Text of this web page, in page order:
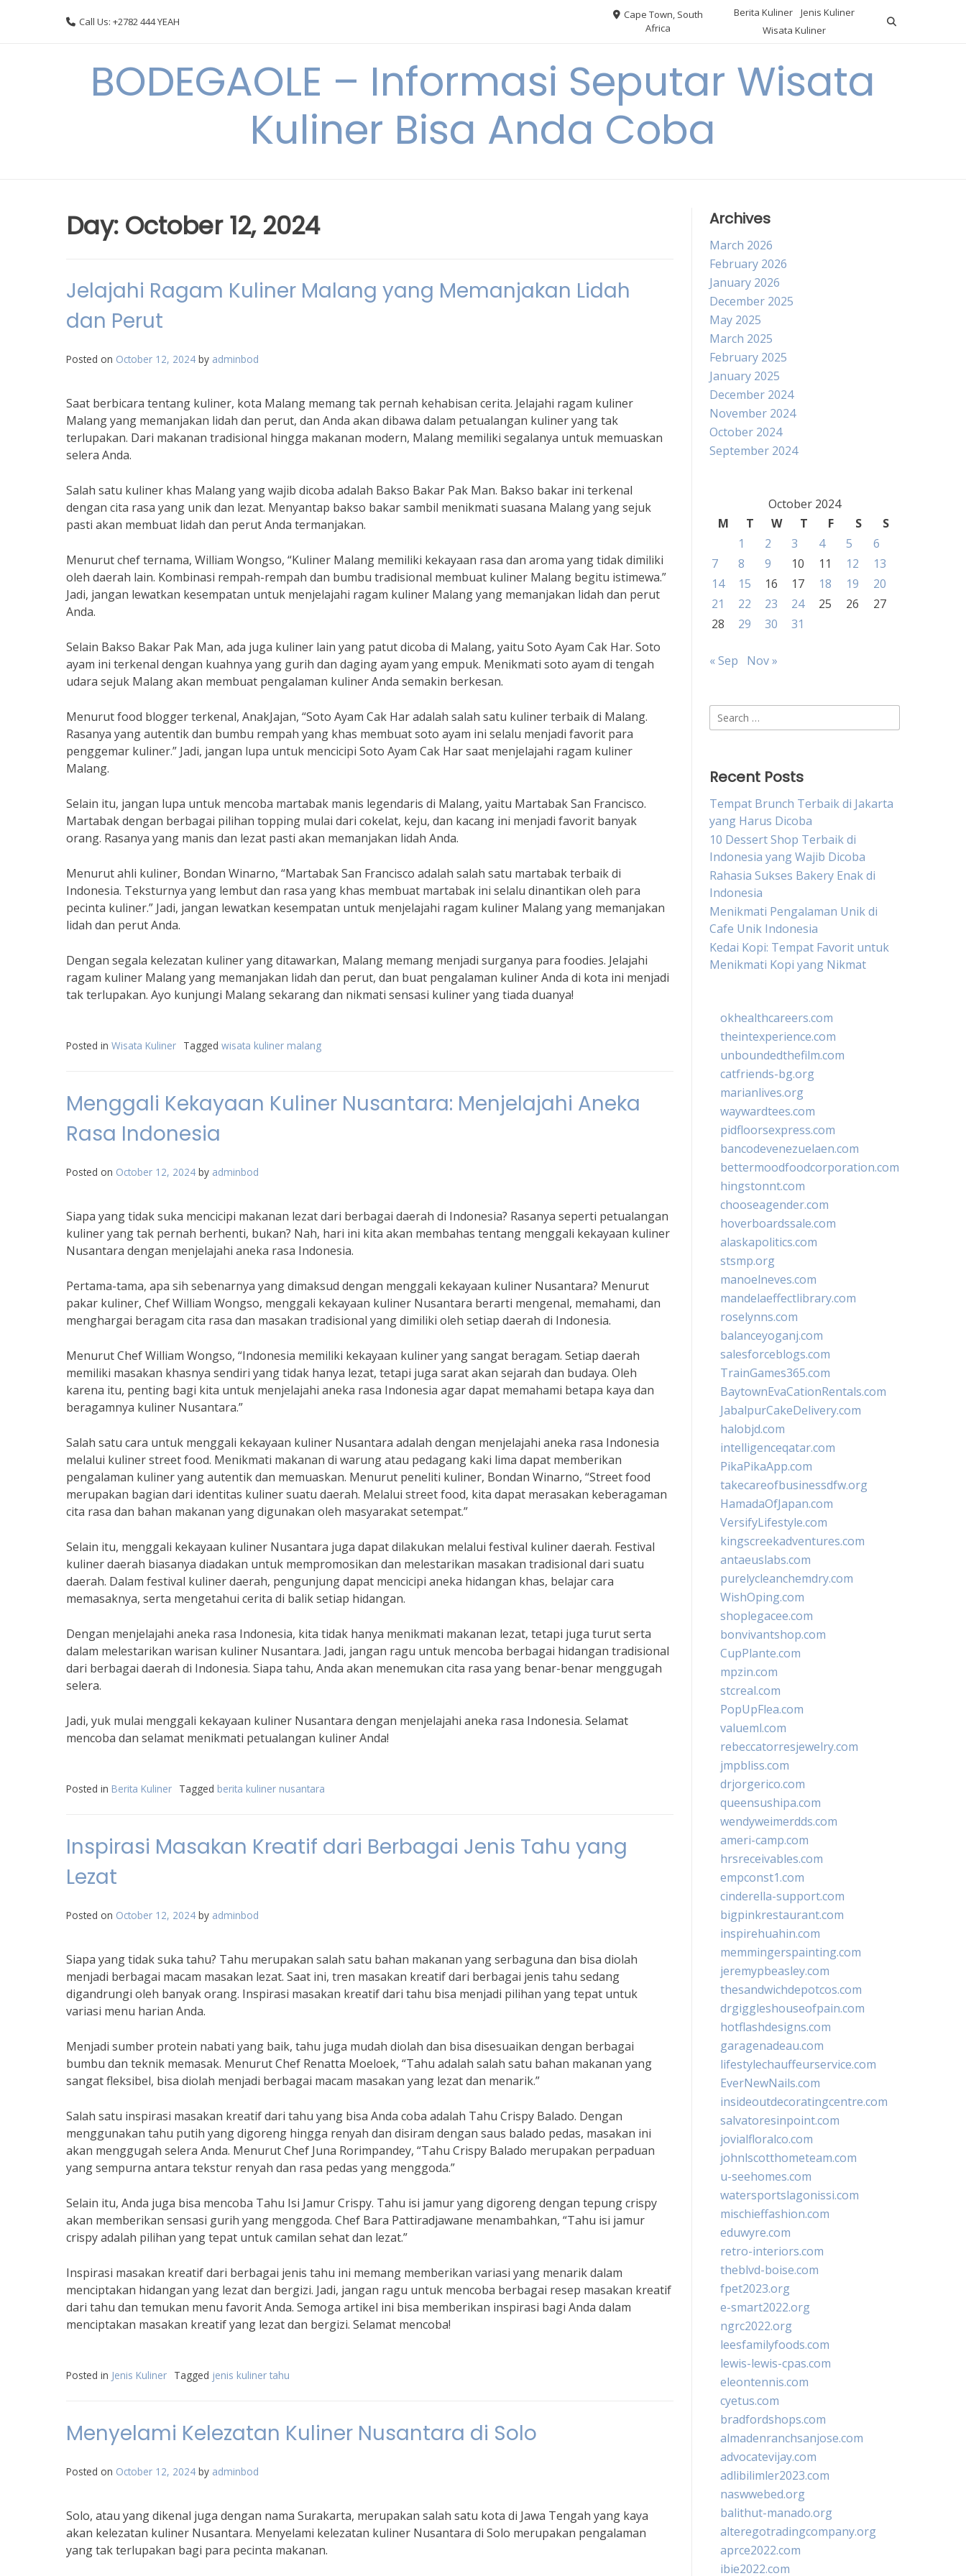
Call Us: +2782 444 YEAH
Cape Town, South
Africa
Berita Kuliner
Jenis Kuliner
Wisata Kuliner
BODEGAOLE – Informasi Seputar Wisata
Kuliner Bisa Anda Coba
Day: October 12, 2024
Jelajahi Ragam Kuliner Malang yang Memanjakan Lidah
dan Perut
Posted on October 12, 2024 by adminbod
Saat berbicara tentang kuliner, kota Malang memang tak pernah kehabisan cerita. Jelajahi ragam kuliner
Malang yang memanjakan lidah dan perut, dan Anda akan dibawa dalam petualangan kuliner yang tak
terlupakan. Dari makanan tradisional hingga makanan modern, Malang memiliki segalanya untuk memuaskan
selera Anda.
Salah satu kuliner khas Malang yang wajib dicoba adalah Bakso Bakar Pak Man. Bakso bakar ini terkenal
dengan cita rasa yang unik dan lezat. Menyantap bakso bakar sambil menikmati suasana Malang yang sejuk
pasti akan membuat lidah dan perut Anda termanjakan.
Menurut chef ternama, William Wongso, “Kuliner Malang memiliki kekayaan rasa dan aroma yang tidak dimiliki
oleh daerah lain. Kombinasi rempah-rempah dan bumbu tradisional membuat kuliner Malang begitu istimewa.”
Jadi, jangan lewatkan kesempatan untuk menjelajahi ragam kuliner Malang yang memanjakan lidah dan perut
Anda.
Selain Bakso Bakar Pak Man, ada juga kuliner lain yang patut dicoba di Malang, yaitu Soto Ayam Cak Har. Soto
ayam ini terkenal dengan kuahnya yang gurih dan daging ayam yang empuk. Menikmati soto ayam di tengah
udara sejuk Malang akan membuat pengalaman kuliner Anda semakin berkesan.
Menurut food blogger terkenal, AnakJajan, “Soto Ayam Cak Har adalah salah satu kuliner terbaik di Malang.
Rasanya yang autentik dan bumbu rempah yang khas membuat soto ayam ini selalu menjadi favorit para
penggemar kuliner.” Jadi, jangan lupa untuk mencicipi Soto Ayam Cak Har saat menjelajahi ragam kuliner
Malang.
Selain itu, jangan lupa untuk mencoba martabak manis legendaris di Malang, yaitu Martabak San Francisco.
Martabak dengan berbagai pilihan topping mulai dari cokelat, keju, dan kacang ini menjadi favorit banyak
orang. Rasanya yang manis dan lezat pasti akan memanjakan lidah Anda.
Menurut ahli kuliner, Bondan Winarno, “Martabak San Francisco adalah salah satu martabak terbaik di
Indonesia. Teksturnya yang lembut dan rasa yang khas membuat martabak ini selalu dinantikan oleh para
pecinta kuliner.” Jadi, jangan lewatkan kesempatan untuk menjelajahi ragam kuliner Malang yang memanjakan
lidah dan perut Anda.
Dengan segala kelezatan kuliner yang ditawarkan, Malang memang menjadi surganya para foodies. Jelajahi
ragam kuliner Malang yang memanjakan lidah dan perut, dan buat pengalaman kuliner Anda di kota ini menjadi
tak terlupakan. Ayo kunjungi Malang sekarang dan nikmati sensasi kuliner yang tiada duanya!
Posted in Wisata Kuliner Tagged wisata kuliner malang
Menggali Kekayaan Kuliner Nusantara: Menjelajahi Aneka
Rasa Indonesia
Posted on October 12, 2024 by adminbod
Siapa yang tidak suka mencicipi makanan lezat dari berbagai daerah di Indonesia? Rasanya seperti petualangan
kuliner yang tak pernah berhenti, bukan? Nah, hari ini kita akan membahas tentang menggali kekayaan kuliner
Nusantara dengan menjelajahi aneka rasa Indonesia.
Pertama-tama, apa sih sebenarnya yang dimaksud dengan menggali kekayaan kuliner Nusantara? Menurut
pakar kuliner, Chef William Wongso, menggali kekayaan kuliner Nusantara berarti mengenal, memahami, dan
menghargai beragam cita rasa dan masakan tradisional yang dimiliki oleh setiap daerah di Indonesia.
Menurut Chef William Wongso, “Indonesia memiliki kekayaan kuliner yang sangat beragam. Setiap daerah
memiliki masakan khasnya sendiri yang tidak hanya lezat, tetapi juga sarat akan sejarah dan budaya. Oleh
karena itu, penting bagi kita untuk menjelajahi aneka rasa Indonesia agar dapat memahami betapa kaya dan
beragamnya kuliner Nusantara.”
Salah satu cara untuk menggali kekayaan kuliner Nusantara adalah dengan menjelajahi aneka rasa Indonesia
melalui kuliner street food. Menikmati makanan di warung atau pedagang kaki lima dapat memberikan
pengalaman kuliner yang autentik dan memuaskan. Menurut peneliti kuliner, Bondan Winarno, “Street food
merupakan bagian dari identitas kuliner suatu daerah. Melalui street food, kita dapat merasakan keberagaman
cita rasa dan bahan makanan yang digunakan oleh masyarakat setempat.”
Selain itu, menggali kekayaan kuliner Nusantara juga dapat dilakukan melalui festival kuliner daerah. Festival
kuliner daerah biasanya diadakan untuk mempromosikan dan melestarikan masakan tradisional dari suatu
daerah. Dalam festival kuliner daerah, pengunjung dapat mencicipi aneka hidangan khas, belajar cara
memasaknya, serta mengetahui cerita di balik setiap hidangan.
Dengan menjelajahi aneka rasa Indonesia, kita tidak hanya menikmati makanan lezat, tetapi juga turut serta
dalam melestarikan warisan kuliner Nusantara. Jadi, jangan ragu untuk mencoba berbagai hidangan tradisional
dari berbagai daerah di Indonesia. Siapa tahu, Anda akan menemukan cita rasa yang benar-benar menggugah
selera.
Jadi, yuk mulai menggali kekayaan kuliner Nusantara dengan menjelajahi aneka rasa Indonesia. Selamat
mencoba dan selamat menikmati petualangan kuliner Anda!
Posted in Berita Kuliner Tagged berita kuliner nusantara
Inspirasi Masakan Kreatif dari Berbagai Jenis Tahu yang
Lezat
Posted on October 12, 2024 by adminbod
Siapa yang tidak suka tahu? Tahu merupakan salah satu bahan makanan yang serbaguna dan bisa diolah
menjadi berbagai macam masakan lezat. Saat ini, tren masakan kreatif dari berbagai jenis tahu sedang
digandrungi oleh banyak orang. Inspirasi masakan kreatif dari tahu bisa menjadi pilihan yang tepat untuk
variasi menu harian Anda.
Menjadi sumber protein nabati yang baik, tahu juga mudah diolah dan bisa disesuaikan dengan berbagai
bumbu dan teknik memasak. Menurut Chef Renatta Moeloek, “Tahu adalah salah satu bahan makanan yang
sangat fleksibel, bisa diolah menjadi berbagai macam masakan yang lezat dan menarik.”
Salah satu inspirasi masakan kreatif dari tahu yang bisa Anda coba adalah Tahu Crispy Balado. Dengan
menggunakan tahu putih yang digoreng hingga renyah dan disiram dengan saus balado pedas, masakan ini
akan menggugah selera Anda. Menurut Chef Juna Rorimpandey, “Tahu Crispy Balado merupakan perpaduan
yang sempurna antara tekstur renyah dan rasa pedas yang menggoda.”
Selain itu, Anda juga bisa mencoba Tahu Isi Jamur Crispy. Tahu isi jamur yang digoreng dengan tepung crispy
akan memberikan sensasi gurih yang menggoda. Chef Bara Pattiradjawane menambahkan, “Tahu isi jamur
crispy adalah pilihan yang tepat untuk camilan sehat dan lezat.”
Inspirasi masakan kreatif dari berbagai jenis tahu ini memang memberikan variasi yang menarik dalam
menciptakan hidangan yang lezat dan bergizi. Jadi, jangan ragu untuk mencoba berbagai resep masakan kreatif
dari tahu dan temukan menu favorit Anda. Semoga artikel ini bisa memberikan inspirasi bagi Anda dalam
menciptakan masakan kreatif yang lezat dan bergizi. Selamat mencoba!
Posted in Jenis Kuliner Tagged jenis kuliner tahu
Menyelami Kelezatan Kuliner Nusantara di Solo
Posted on October 12, 2024 by adminbod
Solo, atau yang dikenal juga dengan nama Surakarta, merupakan salah satu kota di Jawa Tengah yang kaya
akan kelezatan kuliner Nusantara. Menyelami kelezatan kuliner Nusantara di Solo merupakan pengalaman
yang tak terlupakan bagi para pecinta makanan.
Archives
March 2026
February 2026
January 2026
December 2025
May 2025
March 2025
February 2025
January 2025
December 2024
November 2024
October 2024
September 2024
October 2024
M
T W T F S
S
1
2 3 4 5
6
7
8 9 10 11 12
13
14
15 16 17 18 19
20
21
22 23 24 25 26
27
28
29 30 31
« Sep Nov »
Search
for:
Recent Posts
Tempat Brunch Terbaik di Jakarta
yang Harus Dicoba
10 Dessert Shop Terbaik di
Indonesia yang Wajib Dicoba
Rahasia Sukses Bakery Enak di
Indonesia
Menikmati Pengalaman Unik di
Cafe Unik Indonesia
Kedai Kopi: Tempat Favorit untuk
Menikmati Kopi yang Nikmat
okhealthcareers.com
theintexperience.com
unboundedthefilm.com
catfriends-bg.org
marianlives.org
waywardtees.com
pidfloorsexpress.com
bancodevenezuelaen.com
bettermoodfoodcorporation.com
hingstonnt.com
chooseagender.com
hoverboardssale.com
alaskapolitics.com
stsmp.org
manoelneves.com
mandelaeffectlibrary.com
roselynns.com
balanceyoganj.com
salesforceblogs.com
TrainGames365.com
BaytownEvaCationRentals.com
JabalpurCakeDelivery.com
halobjd.com
intelligenceqatar.com
PikaPikaApp.com
takecareofbusinessdfw.org
HamadaOfJapan.com
VersifyLifestyle.com
kingscreekadventures.com
antaeuslabs.com
purelycleanchemdry.com
WishOping.com
shoplegacee.com
bonvivantshop.com
CupPlante.com
mpzin.com
stcreal.com
PopUpFlea.com
valueml.com
rebeccatorresjewelry.com
jmpbliss.com
drjorgerico.com
queensushipa.com
wendyweimerdds.com
ameri-camp.com
hrsreceivables.com
empconst1.com
cinderella-support.com
bigpinkrestaurant.com
inspirehuahin.com
memmingerspainting.com
jeremypbeasley.com
thesandwichdepotcos.com
drgiggleshouseofpain.com
hotflashdesigns.com
garagenadeau.com
lifestylechauffeurservice.com
EverNewNails.com
insideoutdecoratingcentre.com
salvatoresinpoint.com
jovialfloralco.com
johnlscotthometeam.com
u-seehomes.com
watersportslagonissi.com
mischieffashion.com
eduwyre.com
retro-interiors.com
theblvd-boise.com
fpet2023.org
e-smart2022.org
ngrc2022.org
leesfamilyfoods.com
lewis-lewis-cpas.com
eleontennis.com
cyetus.com
bradfordshops.com
almadenranchsanjose.com
advocatevijay.com
adlibilimler2023.com
naswwebed.org
balithut-manado.org
alteregotradingcompany.org
aprce2022.com
ibie2022.com